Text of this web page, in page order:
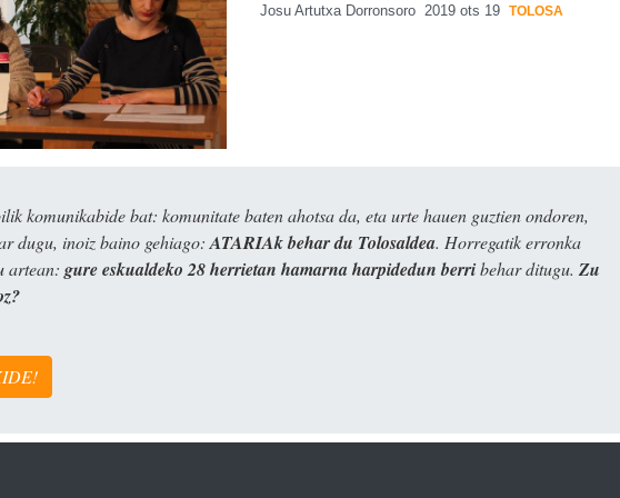
Josu Artutxa Dorronsoro 2019 ots 19 TOLOSA
komunikabide bat: komunitate baten ahotsa da, eta urte hauen guztien ondoren,
dugu, inoiz baino gehiago: ATARIAk behar du Tolosaldea. Horregatik erronka
artean: gure eskualdeko 28 herrietan hamarna harpidedun berribehar ditugu. Zu